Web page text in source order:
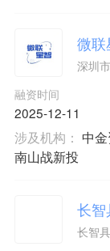
微联
深圳
融资时间
2025-12-11
涉及机构： 中
南山战新投
长智
长智